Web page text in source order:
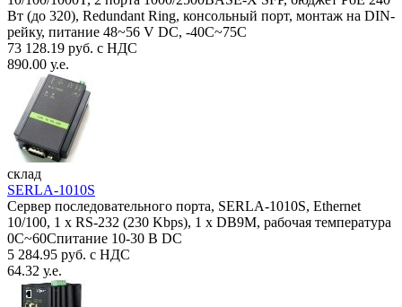
Вт (до 320), Redundant Ring, консольный порт, монтаж на DIN-
рейку, питание 48~56 V DC, -40С~75C
73 128.19 руб. с НДС
890.00 у.е.
склад
SERLA-1010S
Сервер последовательного порта, SERLA-1010S, Ethernet
10/100, 1 x RS-232 (230 Kbps), 1 x DB9M, рабочая температура
0C~60Спитание 10-30 В DC
5 284.95 руб. с НДС
64.32 у.е.